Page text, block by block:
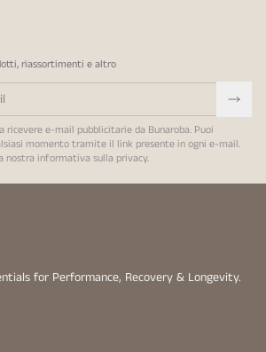
riassortimenti e altro
ricevere e-mail pubblicitarie da Bunaroba. Puoi
momento tramite il link presente in ogni e-mail.
nostra informativa sulla privacy.
for Performance, Recovery & Longevity.